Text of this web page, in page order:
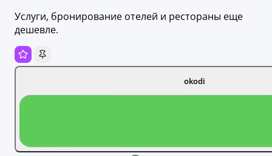
Услуги, бронирование отелей и рестораны еще
дешевле.
okodi